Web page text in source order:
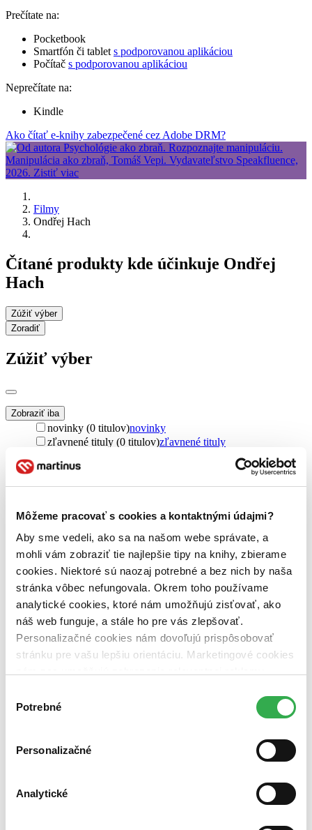
Môžeme pracovať s cookies a kontaktnými údajmi?
Aby sme vedeli, ako sa na našom webe správate, a
mohli vám zobraziť tie najlepšie tipy na knihy, zbierame
cookies. Niektoré sú naozaj potrebné a bez nich by naša
stránka vôbec nefungovala. Okrem toho používame
analytické cookies, ktoré nám umožňujú zisťovať, ako
náš web funguje, a stále ho pre vás zlepšovať.
Personalizačné cookies nám dovoľujú prispôsobovať
stránku pre vašu lepšiu orientáciu. Marketingové cookies
nám pomohlo, keby sme mohli používať všetky tieto
súhlasu
Potrebné
Personalizačné
Analytické
Prečítate na:
Pocketbook
Smartfón či tablet s podporovanou aplikáciou
Počítač s podporovanou aplikáciou
Neprečítate na:
Kindle
Ako čítať e-knihy zabezpečené cez Adobe DRM?
Filmy
Ondřej Hach
Čítané produkty kde účinkuje Ondřej
Hach
Zúžiť výber
Zoradiť
Zúžiť výber
Zobraziť iba
novinky (0 titulov)novinky
zľavnené tituly (0 titulov)zľavnené tituly
Dostupnosť
pripravujeme (0 titulov)
pripravujeme
dostupná (bez vypredaných) (0 titulov)dostupná (bez
vypredaných)
Nové / čítané
nová (0 titulov)nová
čítaná (0 titulov)čítaná
čítaná - výborný stav (0 titulov)čítaná - výborný stav
čítaná - mierne opotrebovaná (0 titulov)čítaná - mierne
opotrebovaná
čítané verzie vypredaných kníh (0 titulov)čítané verzie
vypredaných kníh
Zoradiť
Top hodnotené
Novinky